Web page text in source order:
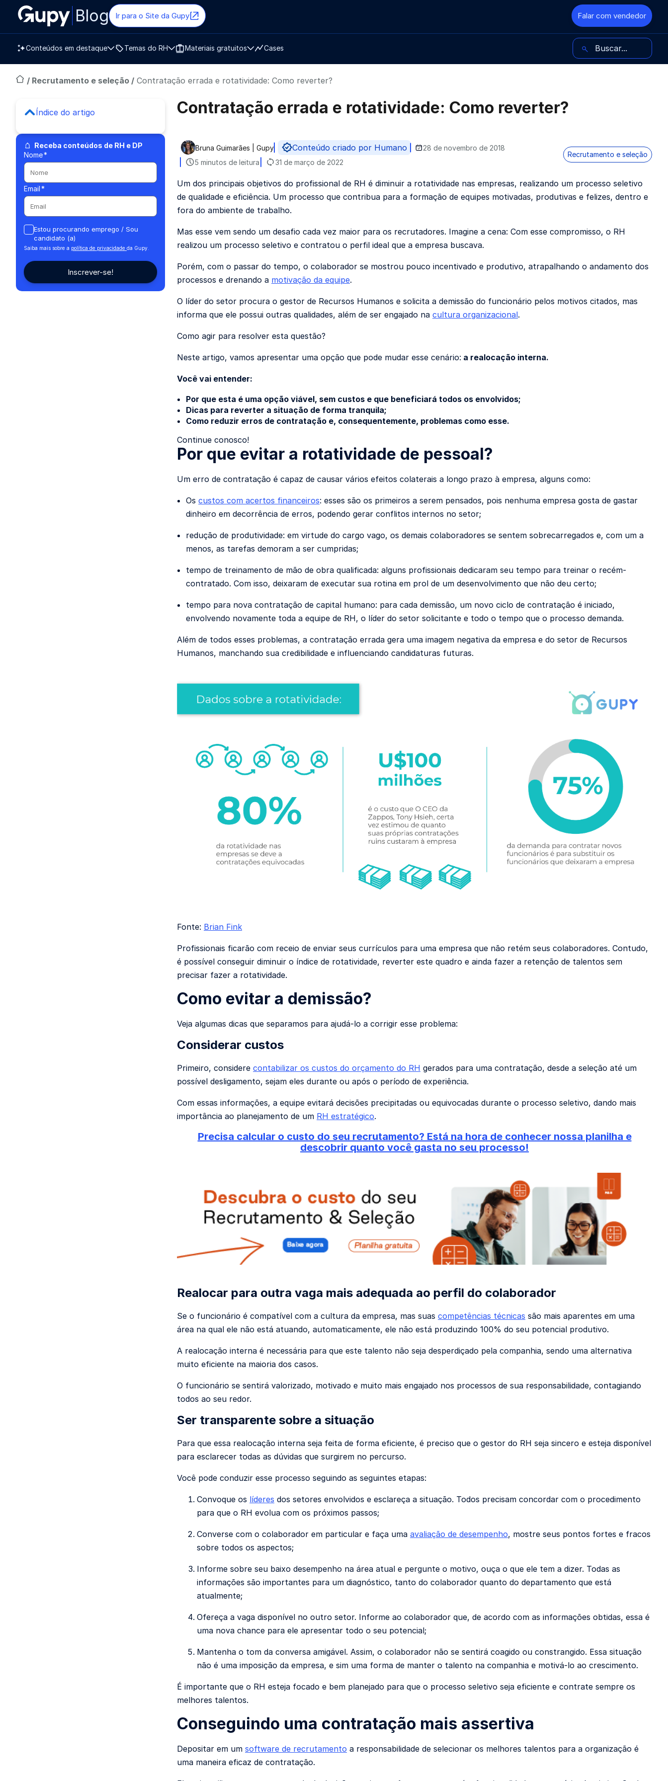
Blog Ir para o Site da Gupy Falar com vendedor
Conteúdos em destaque Temas do RH Materiais gratuitos Cases Buscar no blog
/ Recrutamento e seleção / Contratação errada e rotatividade: Como reverter?
Índice do artigo
Receba conteúdos de RH e DP
Nome*
Email*
Estou procurando emprego / Sou
candidato (a)
Saiba mais sobre a política de privacidade da Gupy.
Contratação errada e rotatividade: Como reverter?
Publicado por
Bruna Guimarães | Gupy Conteúdo criado por Humano
28 de novembro de 2018
5 minutos de leitura
31 de março de 2022
Recrutamento e seleção
Um dos principais objetivos do profissional de RH é diminuir a rotatividade nas empresas, realizando um processo seletivo
de qualidade e eficiência. Um processo que contribua para a formação de equipes motivadas, produtivas e felizes, dentro e
fora do ambiente de trabalho.
Mas esse vem sendo um desafio cada vez maior para os recrutadores. Imagine a cena: Com esse compromisso, o RH
realizou um processo seletivo e contratou o perfil ideal que a empresa buscava.
Porém, com o passar do tempo, o colaborador se mostrou pouco incentivado e produtivo, atrapalhando o andamento dos
processos e drenando a motivação da equipe.
O líder do setor procura o gestor de Recursos Humanos e solicita a demissão do funcionário pelos motivos citados, mas
informa que ele possui outras qualidades, além de ser engajado na cultura organizacional.
Como agir para resolver esta questão?
Neste artigo, vamos apresentar uma opção que pode mudar esse cenário: a realocação interna.
Você vai entender:
Por que esta é uma opção viável, sem custos e que beneficiará todos os envolvidos;
Dicas para reverter a situação de forma tranquila;
Como reduzir erros de contratação e, consequentemente, problemas como esse.
Continue conosco!
Por que evitar a rotatividade de pessoal?
Um erro de contratação é capaz de causar vários efeitos colaterais a longo prazo à empresa, alguns como:
Os custos com acertos financeiros: esses são os primeiros a serem pensados, pois nenhuma empresa gosta de gastar
dinheiro em decorrência de erros, podendo gerar conflitos internos no setor;
redução de produtividade: em virtude do cargo vago, os demais colaboradores se sentem sobrecarregados e, com um a
menos, as tarefas demoram a ser cumpridas;
tempo de treinamento de mão de obra qualificada: alguns profissionais dedicaram seu tempo para treinar o recém-
contratado. Com isso, deixaram de executar sua rotina em prol de um desenvolvimento que não deu certo;
tempo para nova contratação de capital humano: para cada demissão, um novo ciclo de contratação é iniciado,
envolvendo novamente toda a equipe de RH, o líder do setor solicitante e todo o tempo que o processo demanda.
Além de todos esses problemas, a contratação errada gera uma imagem negativa da empresa e do setor de Recursos
Humanos, manchando sua credibilidade e influenciando candidaturas futuras.
Fonte: Brian Fink
Profissionais ficarão com receio de enviar seus currículos para uma empresa que não retém seus colaboradores. Contudo,
é possível conseguir diminuir o índice de rotatividade, reverter este quadro e ainda fazer a retenção de talentos sem
precisar fazer a rotatividade.
Como evitar a demissão?
Veja algumas dicas que separamos para ajudá-lo a corrigir esse problema:
Considerar custos
Primeiro, considere contabilizar os custos do orçamento do RH gerados para uma contratação, desde a seleção até um
possível desligamento, sejam eles durante ou após o período de experiência.
Com essas informações, a equipe evitará decisões precipitadas ou equivocadas durante o processo seletivo, dando mais
importância ao planejamento de um RH estratégico.
Precisa calcular o custo do seu recrutamento? Está na hora de conhecer nossa planilha e
descobrir quanto você gasta no seu processo!
Realocar para outra vaga mais adequada ao perfil do colaborador
Se o funcionário é compatível com a cultura da empresa, mas suas competências técnicas são mais aparentes em uma
área na qual ele não está atuando, automaticamente, ele não está produzindo 100% do seu potencial produtivo.
A realocação interna é necessária para que este talento não seja desperdiçado pela companhia, sendo uma alternativa
muito eficiente na maioria dos casos.
O funcionário se sentirá valorizado, motivado e muito mais engajado nos processos de sua responsabilidade, contagiando
todos ao seu redor.
Ser transparente sobre a situação
Para que essa realocação interna seja feita de forma eficiente, é preciso que o gestor do RH seja sincero e esteja disponível
para esclarecer todas as dúvidas que surgirem no percurso.
Você pode conduzir esse processo seguindo as seguintes etapas:
Convoque os líderes dos setores envolvidos e esclareça a situação. Todos precisam concordar com o procedimento
para que o RH evolua com os próximos passos;
Converse com o colaborador em particular e faça uma avaliação de desempenho, mostre seus pontos fortes e fracos
sobre todos os aspectos;
Informe sobre seu baixo desempenho na área atual e pergunte o motivo, ouça o que ele tem a dizer. Todas as
informações são importantes para um diagnóstico, tanto do colaborador quanto do departamento que está
atualmente;
Ofereça a vaga disponível no outro setor. Informe ao colaborador que, de acordo com as informações obtidas, essa é
uma nova chance para ele apresentar todo o seu potencial;
Mantenha o tom da conversa amigável. Assim, o colaborador não se sentirá coagido ou constrangido. Essa situação
não é uma imposição da empresa, e sim uma forma de manter o talento na companhia e motivá-lo ao crescimento.
É importante que o RH esteja focado e bem planejado para que o processo seletivo seja eficiente e contrate sempre os
melhores talentos.
Conseguindo uma contratação mais assertiva
Depositar em um software de recrutamento a responsabilidade de selecionar os melhores talentos para a organização é
uma maneira eficaz de contratação.